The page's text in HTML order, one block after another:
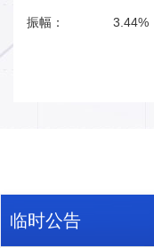
振幅： 3.44%
临时公告